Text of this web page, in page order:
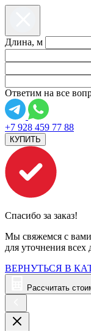
Длина, м
Ответим на все
+7 928 459 77 88
КУПИТЬ
Спасибо за заказ!
Мы свяжемся с
для уточнения всех
ВЕРНУТЬСЯ В
Рассчитать